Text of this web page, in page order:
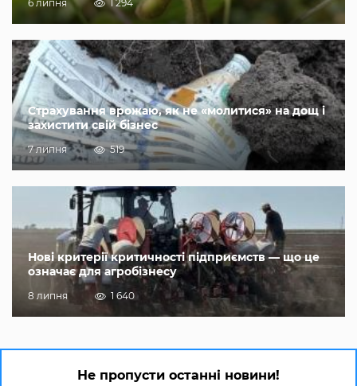
6 липня 1 294
Страхування врожаю, як не «молитися» на дощ і
захистити свій бізнес
7 липня 519
Нові критерії критичності підприємств — що це
означає для агробізнесу
8 липня 1 640
Не пропусти останні новини!